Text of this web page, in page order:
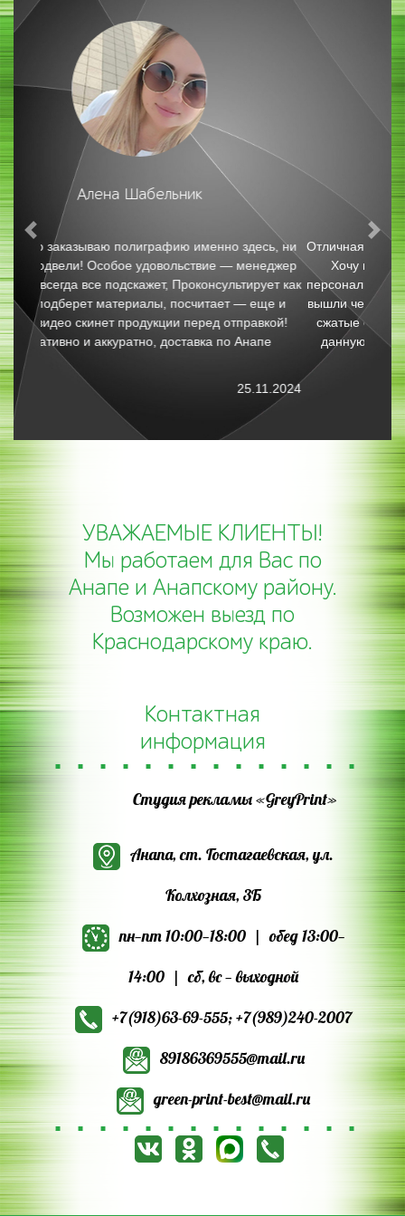
Юлия Ц.
Отличная типография и профессиональный сервис!
Хочу поблагодарить за качественную печать
персонализированных календарей. Картинки и текст
вышли четкими и насыщенными. Заказ выполнили в
сжатые сроки. С уверенностью рекомендую всем
данную типографию. Отдельная благодарность
Previous
УВАЖАЕМЫЕ КЛИЕНТЫ!
Мы работаем для Вас по
Анапе и Анапскому району.
Возможен выезд по
Краснодарскому краю.
Контактная
информация
Студия рекламы «GreyPrint»
Анапа, ст. Гостагаевская, ул.
Колхозная, 3Б
пн—пт 10:00—18:00 | обед 13:00—
14:00 | сб, вс — выходной
+7(918)63‑69‑555;+7(989)240‑2007
89186369555@mail.ru
green-print-best@mail.ru